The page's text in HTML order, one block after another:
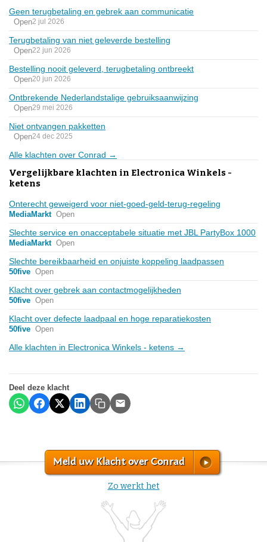
Geen terugbetaling en gebrek aan communicatie
Open2 jul 2026
Terugbetaling van niet geleverde bestelling
Open22 jun 2026
Bestelling nooit geleverd, terugbetaling ontbreekt
Open20 jun 2026
Ontbrekende Nederlandstalige gebruiksaanwijzing
Open29 mei 2026
Niet ontvangen pakketten
Open24 dec 2025
Alle klachten over Conrad →
Vergelijkbare klachten in Electronica Winkels -
ketens
Onterecht geweigerd voor niet-goed-geld-terug-regeling
MediaMarkt Open
Slechte service en onacceptabele situatie met JBL PartyBox 1000
MediaMarkt Open
Slechte bereikbaarheid en onjuiste koppeling laadpassen
50five Open
Klacht over gebrek aan contactmogelijkheden
50five Open
Klacht over defecte laadpaal en hoge reparatiekosten
50five Open
Alle klachten in Electronica Winkels - ketens →
Deel deze klacht
Meld uw Klacht over Conrad
Zo werkt het